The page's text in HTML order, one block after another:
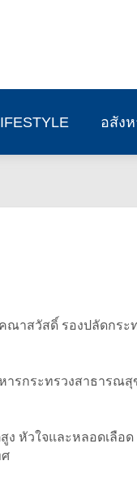
อสัง
ณาสวัสดิ์ รองปลัดกร
รกระทรวงสาธารณ
วใจและหลอดเลือด